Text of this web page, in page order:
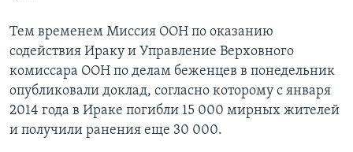
Тем временем Миссия ООН по оказанию
содействия Ираку и Управление Верховного
комиссара ООН по делам беженцев в понедельник
опубликовали доклад, согласно которому с января
2014 года в Ираке погибли 15 000 мирных жителей
и получили ранения еще 30 000.